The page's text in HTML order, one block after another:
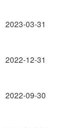
2023-03-31
2022-12-31
2022-09-30